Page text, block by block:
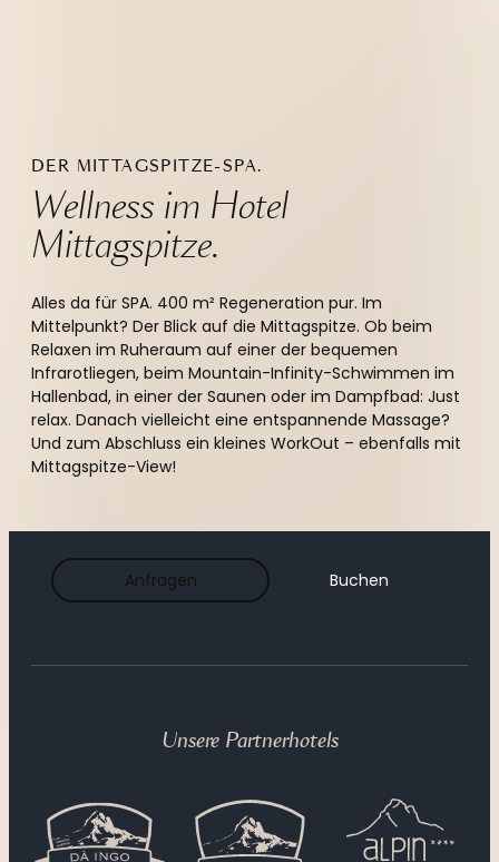
DER MITTAGSPITZE-SPA.
Wellness im Hotel
Mittagspitze.
Alles da für SPA. 400 m² Regeneration pur. Im
Mittelpunkt? Der Blick auf die Mittagspitze. Ob beim
Relaxen im Ruheraum auf einer der bequemen
Infrarotliegen, beim Mountain-Infinity-Schwimmen im
Hallenbad, in einer der Saunen oder im Dampfbad: Just
relax. Danach vielleicht eine entspannende Massage?
Und zum Abschluss ein kleines WorkOut – ebenfalls mit
Mittagspitze-View!
Indoor - Pool
Fitnessraum
Anfragen Buchen
Unsere Partnerhotels